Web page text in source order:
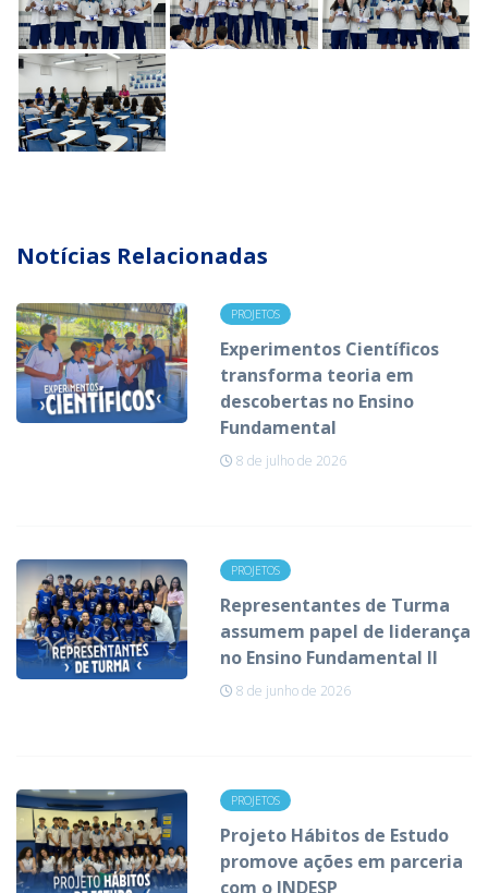
Notícias Relacionadas
PROJETOS
Experimentos Científicos
transforma teoria em
descobertas no Ensino
Fundamental
8 de julho de 2026
PROJETOS
Representantes de Turma
assumem papel de liderança
no Ensino Fundamental II
8 de junho de 2026
PROJETOS
Projeto Hábitos de Estudo
promove ações em parceria
com o INDESP